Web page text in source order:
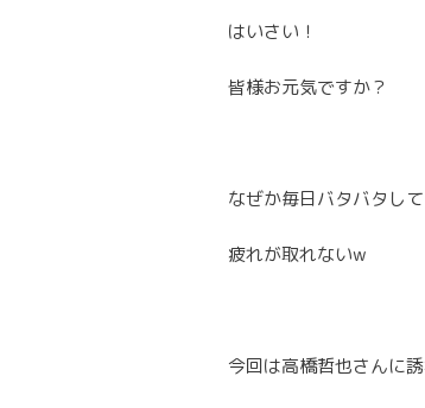
はいさい！
皆様お元気ですか？
なぜか毎日バタバタし
疲れが取れないw
今回は高橋哲也さんに